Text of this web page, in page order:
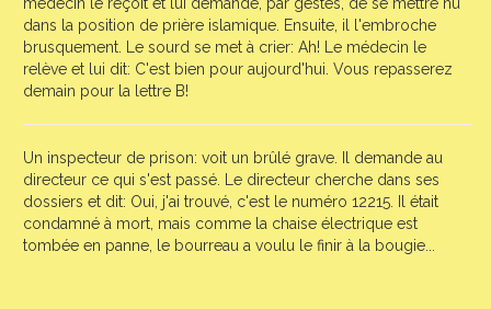
dans la position de prière islamique. Ensuite, il l'embroche
brusquement. Le sourd se met à crier: Ah! Le médecin le
relève et lui dit: C'est bien pour aujourd'hui. Vous repasserez
demain pour la lettre B!
Un inspecteur de prison: voit un brûlé grave. Il demande au
directeur ce qui s'est passé. Le directeur cherche dans ses
dossiers et dit: Oui, j'ai trouvé, c'est le numéro 12215. Il était
condamné à mort, mais comme la chaise électrique est
tombée en panne, le bourreau a voulu le finir à la bougie...